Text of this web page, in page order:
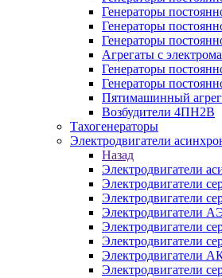
Генераторы
Генераторы
Генераторы
Агрегаты с
Генераторы
Генераторы
Пятимашинный
Возбудители 4ПН2В
Тахогенераторы
Электродвигатели
Назад
Электродвигатели
Электродвигатели
Электродвигатели
Электродвигатели
Электродвигатели
Электродвигатели
Электродвигатели
Электродвигатели